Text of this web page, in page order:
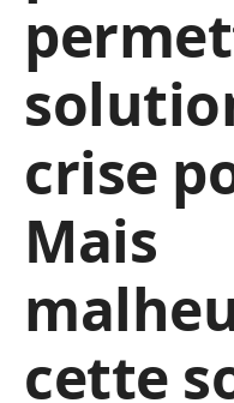
crise
Mais
cette